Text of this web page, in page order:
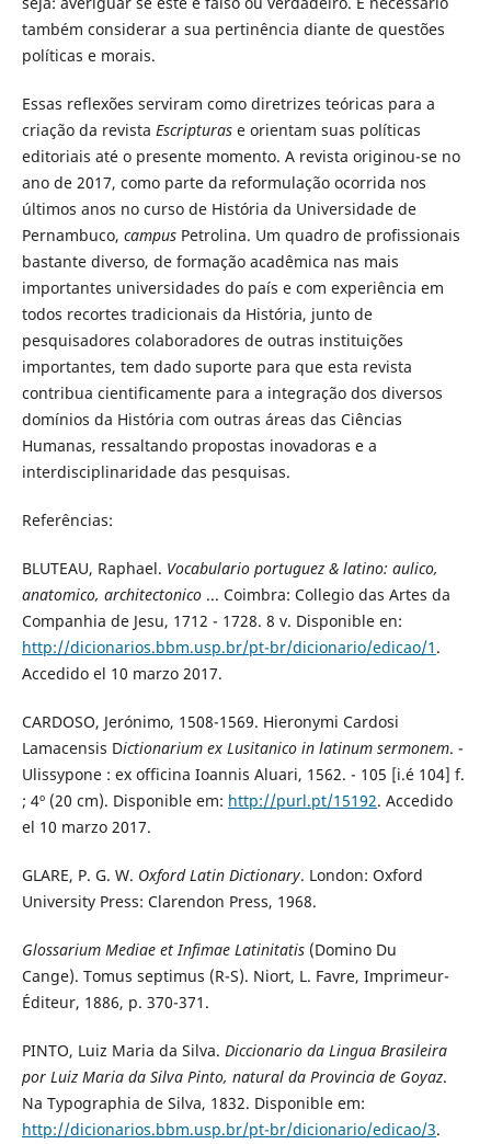
também considerar a sua pertinência diante de questões
políticas e morais.
Essas reflexões serviram como diretrizes teóricas para a
criação da revista Escripturas e orientam suas políticas
editoriais até o presente momento. A revista originou-se no
ano de 2017, como parte da reformulação ocorrida nos
últimos anos no curso de História da Universidade de
Pernambuco, campus Petrolina. Um quadro de profissionais
bastante diverso, de formação acadêmica nas mais
importantes universidades do país e com experiência em
todos recortes tradicionais da História, junto de
pesquisadores colaboradores de outras instituições
importantes, tem dado suporte para que esta revista
contribua cientificamente para a integração dos diversos
domínios da História com outras áreas das Ciências
Humanas, ressaltando propostas inovadoras e a
interdisciplinaridade das pesquisas.
Referências:
BLUTEAU, Raphael. Vocabulario portuguez & latino: aulico,
anatomico, architectonico... Coimbra: Collegio das Artes da
Companhia de Jesu, 1712 - 1728. 8 v. Disponible en:
http://dicionarios.bbm.usp.br/pt-br/dicionario/edicao/1 .
Accedido el 10 marzo 2017.
CARDOSO, Jerónimo, 1508-1569. Hieronymi Cardosi
Lamacensis Dictionarium ex Lusitanico in latinum sermonem. -
Ulissypone : ex officina Ioannis Aluari, 1562. - 105 [i.é 104] f.
; 4º (20 cm). Disponible em: http://purl.pt/15192. Accedido
el 10 marzo 2017.
GLARE, P. G. W. Oxford Latin Dictionary. London: Oxford
University Press: Clarendon Press, 1968.
Glossarium Mediae et Infimae Latinitatis(Domino Du
Cange). Tomus septimus (R-S). Niort, L. Favre, Imprimeur-
Éditeur, 1886, p. 370-371.
PINTO, Luiz Maria da Silva. Diccionario da Lingua Brasileira
por Luiz Maria da Silva Pinto, natural da Provincia de Goyaz.
Na Typographia de Silva, 1832. Disponible em:
http://dicionarios.bbm.usp.br/pt-br/dicionario/edicao/3.